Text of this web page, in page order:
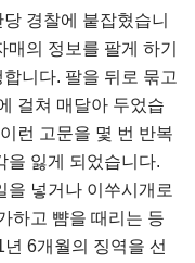
경찰에 붙잡혔습니
의 정보를 팔게 하기
니다. 팔을 뒤로 묶고
걸쳐 매달아 두었습
런 고문을 몇 번 반복
을 잃게 되었습니다.
을 넣거나 이쑤시개로
하고 뺨을 때리는 등
6개월의 징역을 선